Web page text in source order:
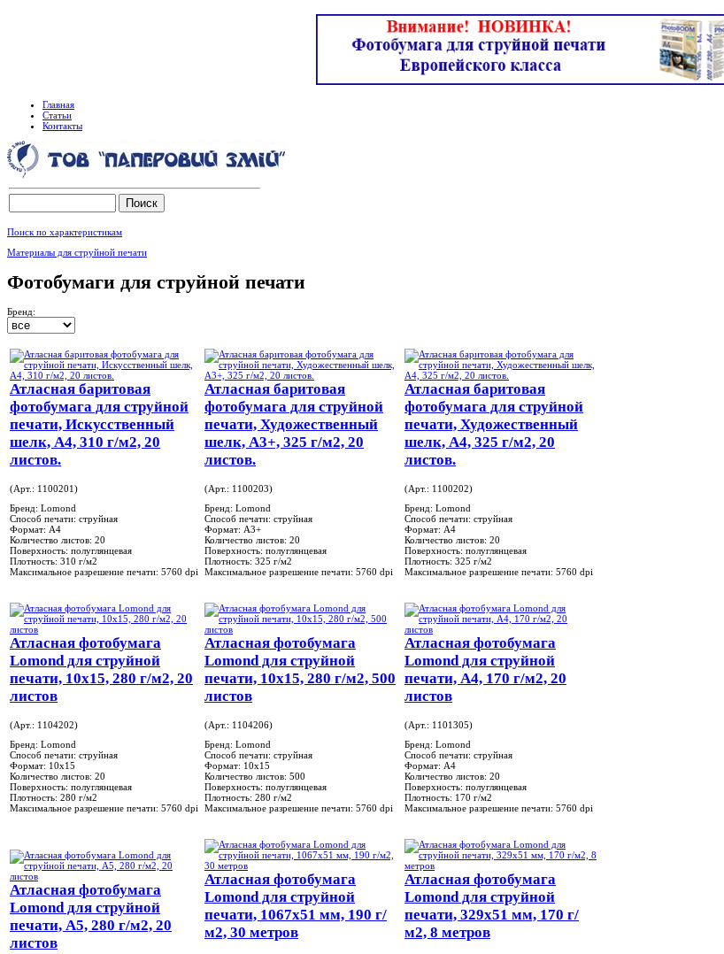
Главная
Статьи
Контакты
Поиск по характеристикам
Материалы для струйной печати
Фотобумаги для струйной печати
Бренд:
Атласная баритовая
фотобумага для струйной
печати, Искусственный
шелк, A4, 310 г/м2, 20
листов.
(Арт.: 1100201)
Бренд: Lomond
Способ печати: струйная
Формат: A4
Количество листов: 20
Поверхность: полуглянцевая
Плотность: 310 г/м2
Максимальное разрешение печати: 5760 dpi
Атласная баритовая
фотобумага для струйной
печати, Художественный
шелк, A3+, 325 г/м2, 20
листов.
(Арт.: 1100203)
Бренд: Lomond
Способ печати: струйная
Формат: A3+
Количество листов: 20
Поверхность: полуглянцевая
Плотность: 325 г/м2
Максимальное разрешение печати: 5760 dpi
Атласная баритовая
фотобумага для струйной
печати, Художественный
шелк, A4, 325 г/м2, 20
листов.
(Арт.: 1100202)
Бренд: Lomond
Способ печати: струйная
Формат: A4
Количество листов: 20
Поверхность: полуглянцевая
Плотность: 325 г/м2
Максимальное разрешение печати: 5760 dpi
Атласная фотобумага
Lomond для струйной
печати, 10х15, 280 г/м2, 20
листов
(Арт.: 1104202)
Бренд: Lomond
Способ печати: струйная
Формат: 10x15
Количество листов: 20
Поверхность: полуглянцевая
Плотность: 280 г/м2
Максимальное разрешение печати: 5760 dpi
Атласная фотобумага
Lomond для струйной
печати, 10х15, 280 г/м2, 500
листов
(Арт.: 1104206)
Бренд: Lomond
Способ печати: струйная
Формат: 10x15
Количество листов: 500
Поверхность: полуглянцевая
Плотность: 280 г/м2
Максимальное разрешение печати: 5760 dpi
Атласная фотобумага
Lomond для струйной
печати, А4, 170 г/м2, 20
листов
(Арт.: 1101305)
Бренд: Lomond
Способ печати: струйная
Формат: A4
Количество листов: 20
Поверхность: полуглянцевая
Плотность: 170 г/м2
Максимальное разрешение печати: 5760 dpi
Атласная фотобумага
Lomond для струйной
печати, А5, 280 г/м2, 20
листов
Атласная фотобумага
Lomond для струйной
печати, 1067x51 мм, 190 г/
м2, 30 метров
Атласная фотобумага
Lomond для струйной
печати, 329х51 мм, 170 г/
м2, 8 метров